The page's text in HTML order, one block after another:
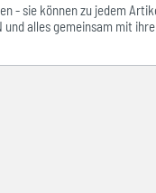
- sie können zu jedem
und alles gemeinsam mit